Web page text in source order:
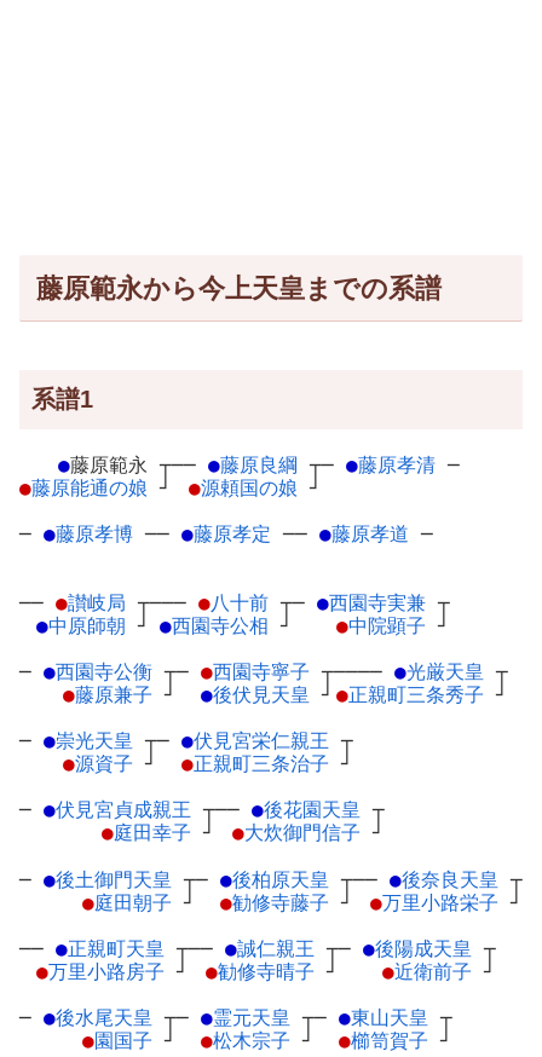
藤原範永から今上天皇までの系譜
系譜1
●藤原範永 ┬
●藤原能通の娘 ┘
── ●藤原良綱 ┬
●源頼国の娘 ┘
─ ●藤原孝清 ─
─ ●藤原孝博 ── ●藤原孝定 ── ●藤原孝道 ─
── ●讃岐局 ┬
●中原師朝 ┘
─── ●八十前 ┬
●西園寺公相 ┘
─ ●西園寺実兼 ┬
●中院顕子 ┘
─ ●西園寺公衡 ┬
●藤原兼子 ┘
─ ●西園寺寧子 ┬
●後伏見天皇 ┘
──── ●光厳天皇 ┬
●正親町三条秀子 ┘
─ ●崇光天皇 ┬
●源資子 ┘
─ ●伏見宮栄仁親王 ┬
●正親町三条治子 ┘
─ ●伏見宮貞成親王 ┬
●庭田幸子 ┘
── ●後花園天皇 ┬
●大炊御門信子 ┘
─ ●後土御門天皇 ┬
●庭田朝子 ┘
─ ●後柏原天皇 ┬
●勧修寺藤子 ┘
── ●後奈良天皇 ┬
●万里小路栄子 ┘
── ●正親町天皇 ┬
●万里小路房子 ┘
── ●誠仁親王 ┬
●勧修寺晴子 ┘
─ ●後陽成天皇 ┬
●近衛前子 ┘
─ ●後水尾天皇 ┬
●園国子 ┘
─ ●霊元天皇 ┬
●松木宗子 ┘
─ ●東山天皇 ┬
●櫛笥賀子 ┘